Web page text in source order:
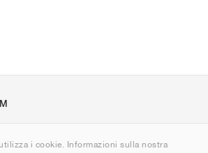
i cookie. Informazioni sulla nostra